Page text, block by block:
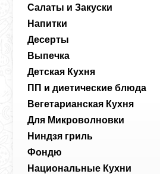
Салаты и Закуски
Напитки
Десерты
Выпечка
Детская Кухня
ПП и диетические блюда
Вегетарианская Кухня
Для Микроволновки
Ниндзя гриль
Фондю
Национальные Кухни